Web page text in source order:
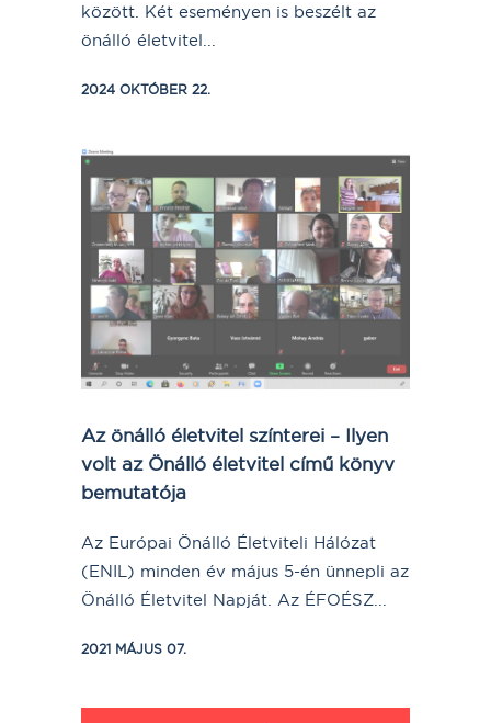
között. Két eseményen is beszélt az
önálló életvitel...
2024 OKTÓBER 22.
Az önálló életvitel színterei – Ilyen
volt az Önálló életvitel című könyv
bemutatója
Az Európai Önálló Életviteli Hálózat
(ENIL) minden év május 5-én ünnepli az
Önálló Életvitel Napját. Az ÉFOÉSZ...
2021 MÁJUS 07.